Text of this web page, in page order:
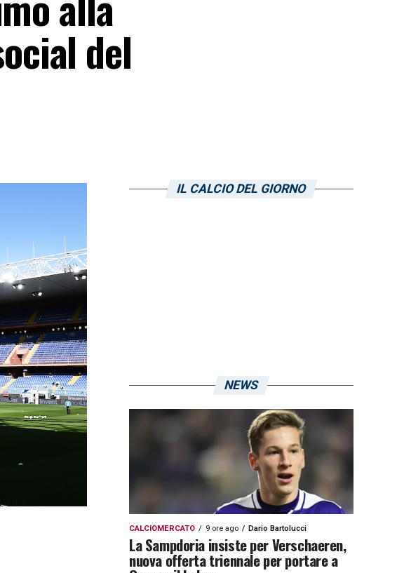
del
IL CALCIO DEL GIORNO
NEWS
CALCIOMERCATO 9 ore ago Dario Bartolucci
La Sampdoria insiste per Verschaeren,
nuova offerta triennale per portare a